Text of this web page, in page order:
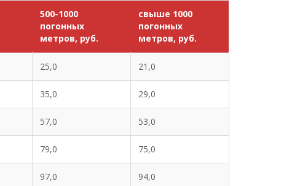
500-1000
погонных
метров, руб.
свыше 1000
погонных
метров, руб.
25,0 21,0
35,0 29,0
57,0 53,0
79,0 75,0
97,0 94,0